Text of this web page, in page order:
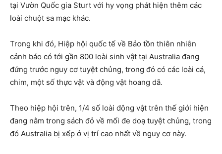
tại Vườn Quốc gia Sturt với hy vọng phát hiện thêm các
loài chuột sa mạc khác.
Trong khi đó, Hiệp hội quốc tế về Bảo tồn thiên nhiên
cảnh báo có tới gần 800 loài sinh vật tại Australia đang
đứng trước nguy cơ tuyệt chủng, trong đó có các loài cá,
chim, một số thực vật và động vật hoang dã.
Theo hiệp hội trên, 1/4 số loài động vật trên thế giới hiện
đang nằm trong sách đỏ về mối đe doạ tuyệt chủng, trong
đó Australia bị xếp ở vị trí cao nhất về nguy cơ này.